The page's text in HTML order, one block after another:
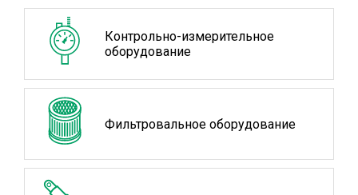
Контрольно-измерительное
оборудование
Фильтровальное оборудование